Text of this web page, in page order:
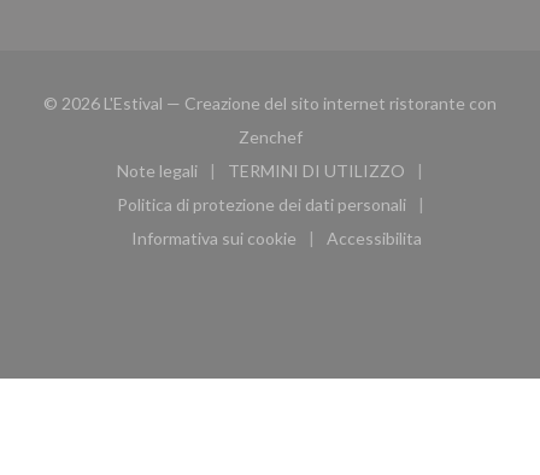
© 2026 L'Estival — Creazione del sito internet ristorante con
Zenchef((apre una nuova finestra))
Note legali
((apre una nuova finestra))
TERMINI DI UTILIZZO
((apre una nuova finestra))
Politica di protezione dei dati personali
((apre una nuova finestra))
Informativa sui cookie
((apre una nuova finestra))
Accessibilita